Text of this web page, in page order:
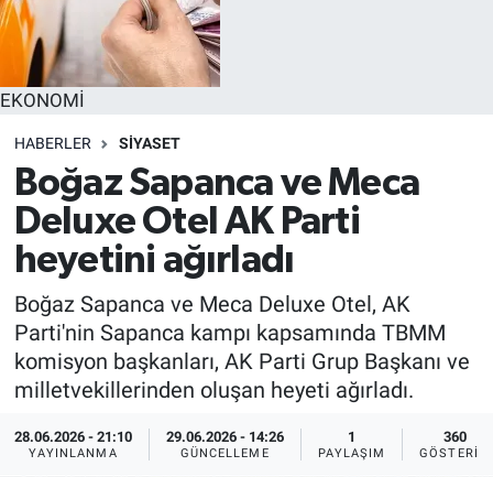
EKONOMİ
HABERLER SİYASET
Boğaz Sapanca ve Meca
Deluxe Otel AK Parti
heyetini ağırladı
Boğaz Sapanca ve Meca Deluxe Otel, AK
Parti'nin Sapanca kampı kapsamında TBMM
komisyon başkanları, AK Parti Grup Başkanı ve
milletvekillerinden oluşan heyeti ağırladı.
28.06.2026 - 21:10
YAYINLANMA
29.06.2026 - 14:26
GÜNCELLEME
1
PAYLAŞIM
360
GÖSTERIM